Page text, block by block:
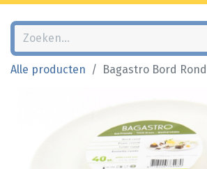
Alle producten Bagastro Bord